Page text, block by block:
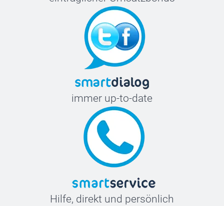
immer up-to-date
Hilfe, direkt und persönlich